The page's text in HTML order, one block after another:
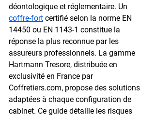
déontologique et réglementaire. Un
coffre-fort certifié selon la norme EN
14450 ou EN 1143-1 constitue la
réponse la plus reconnue par les
assureurs professionnels. La gamme
Hartmann Tresore, distribuée en
exclusivité en France par
Coffretiers.com, propose des solutions
adaptées à chaque configuration de
cabinet. Ce guide détaille les risques